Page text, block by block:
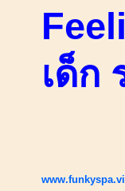
เด็ก